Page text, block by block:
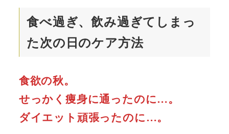
食べ過ぎ、飲み過ぎてしまっ
た次の日のケア方法
食欲の秋。
せっかく痩身に通ったのに…。
ダイエット頑張ったのに…。